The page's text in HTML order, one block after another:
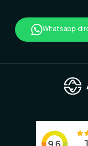
Whatsapp